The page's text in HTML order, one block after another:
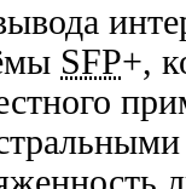
SFP+,